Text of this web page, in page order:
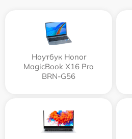
Ноутбук Honor
MagicBook X16 Pro
BRN-G56